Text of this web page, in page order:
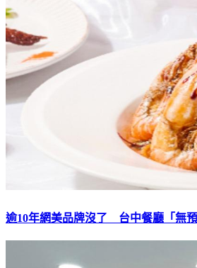
逾10年網美品牌沒了 台中餐廳「無